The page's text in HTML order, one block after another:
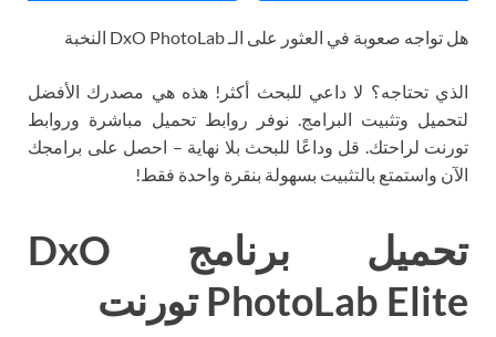
هل تواجه صعوبة في العثور على الـ DxO PhotoLab النخبة
الذي تحتاجه؟ لا داعي للبحث أكثر! هذه هي مصدرك الأفضل
لتحميل وتثبيت البرامج. نوفر روابط تحميل مباشرة وروابط
تورنت لراحتك. قل وداعًا للبحث بلا نهاية – احصل على برامجك
الآن واستمتع بالتثبيت بسهولة بنقرة واحدة فقط!
تحميل برنامج DxO
PhotoLab Elite تورنت